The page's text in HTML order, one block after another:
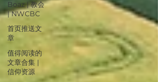
Boaz | 教会
| NWCBC
首页推送文
章
值得阅读的
文章合集 |
信仰资源